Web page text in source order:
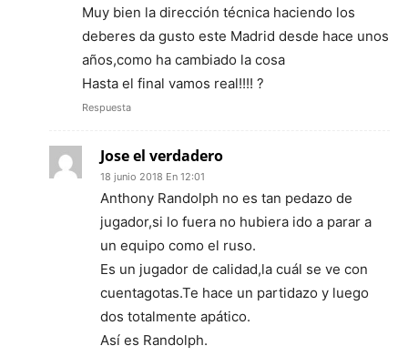
Muy bien la dirección técnica haciendo los
deberes da gusto este Madrid desde hace unos
años,como ha cambiado la cosa
Hasta el final vamos real!!!! ?
Respuesta
Jose el verdadero
18 junio 2018 En 12:01
Anthony Randolph no es tan pedazo de
jugador,si lo fuera no hubiera ido a parar a
un equipo como el ruso.
Es un jugador de calidad,la cuál se ve con
cuentagotas.Te hace un partidazo y luego
dos totalmente apático.
Así es Randolph.